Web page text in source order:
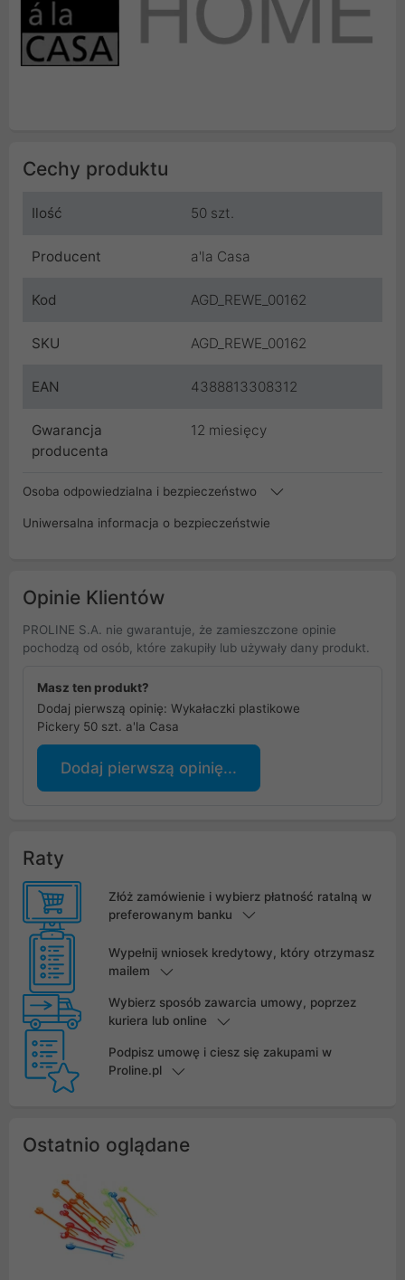
Cechy produktu
Ilość 50 szt.
Producent a'la Casa
Kod AGD_REWE_00162
SKU AGD_REWE_00162
EAN 4388813308312
Gwarancja
producenta
12 miesięcy
Osoba odpowiedzialna i bezpieczeństwo
Uniwersalna informacja o bezpieczeństwie
Opinie Klientów
PROLINE S.A. nie gwarantuje, że zamieszczone opinie
pochodzą od osób, które zakupiły lub używały dany produkt.
Masz ten produkt?
Dodaj pierwszą opinię: Wykałaczki plastikowe
Pickery 50 szt. a'la Casa
Dodaj pierwszą opinię...
Raty
Złóż zamówienie i wybierz płatność ratalną w
preferowanym banku
Wypełnij wniosek kredytowy, który otrzymasz
mailem
Wybierz sposób zawarcia umowy, poprzez
kuriera lub online
Podpisz umowę i ciesz się zakupami w
Proline.pl
Ostatnio oglądane